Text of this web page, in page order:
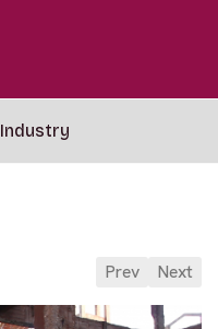
Industry
Prev Next